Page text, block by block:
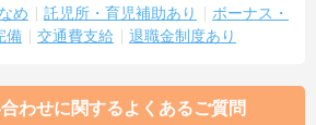
め 託児所・育児補助あり
ボーナス・
備 交通費支給 退職金制度あり
わせに関するよくあるご質問